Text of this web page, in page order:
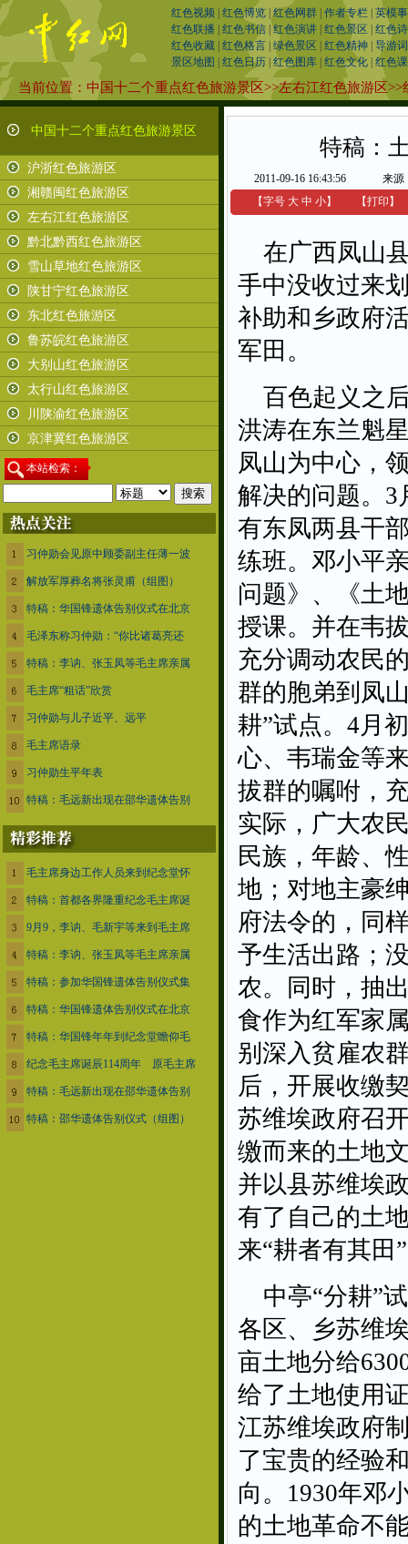
红色视频 红色博览 |红色网群 作者专栏 英模
红色联播 红色书信 |红色演讲 红色景区
红色
红色收藏 红色格言 绿色景区 红色精神 导游
景区地图
红色日历 红色图库 红色文化 红色
当前位置： 中国十二个重点红色旅游景区>>左右江红色旅游区>>
中国十二个重点红色旅游景区
沪浙红色旅游区
湘赣闽红色旅游区
左右江红色旅游区
黔北黔西红色旅游区
雪山草地红色旅游区
陕甘宁红色旅游区
东北红色旅游区
鲁苏皖红色旅游区
大别山红色旅游区
太行山红色旅游区
川陕渝红色旅游区
京津冀红色旅游区
本站检索：
习仲勋会见原中顾委副主任薄一波
解放军厚葬名将张灵甫（组图）
特稿：华国锋遗体告别仪式在北京
毛泽东称习仲勋：“你比诸葛亮还
特稿：李讷、张玉凤等毛主席亲属
毛主席“粗话”欣赏
习仲勋与儿子近平、远平
毛主席语录
习仲勋生平年表
特稿：毛远新出现在邵华遗体告别
毛主席身边工作人员来到纪念堂怀
特稿：首都各界隆重纪念毛主席诞
9月9，李讷、毛新宇等来到毛主席
特稿：李讷、张玉凤等毛主席亲属
特稿：参加华国锋遗体告别仪式集
特稿：华国锋遗体告别仪式在北京
特稿：华国锋年年到纪念堂瞻仰毛
纪念毛主席诞辰114周年 原毛主席
特稿：毛远新出现在邵华遗体告别
特稿：邵华遗体告别仪式（组图）
特稿：
2011-09-16 16:43:56
来源
【字号 大 中 小】 【打印 】
在广西凤山
手中没收过来
补助和乡政府
军田。
百色起义之
洪涛在东兰魁
凤山为中心，
解决的问题。3
有东凤两县干
练班。邓小平
问题》、《土
授课。并在韦
充分调动农民
群的胞弟到凤
耕”试点。4月
心、韦瑞金等
拔群的嘱咐，
实际，广大农
民族，年龄、
地；对地主豪
府法令的，同
予生活出路；
农。同时，抽
食作为红军家
别深入贫雇农
后，开展收缴
苏维埃政府召
缴而来的土地
并以县苏维埃
有了自己的土
来“耕者有其田
中亭“分耕”
各区、乡苏维
亩土地分给
给了土地使用
江苏维埃政府
了宝贵的经验
向。1930年邓
的土地革命不